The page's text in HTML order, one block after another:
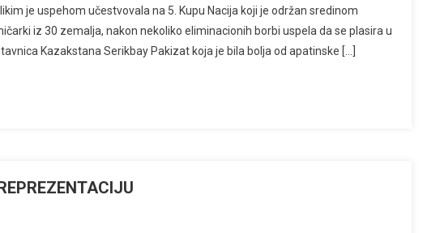
je uspehom učestvovala na 5. Kupu Nacija koji je održan sredinom
iz 30 zemalja, nakon nekoliko eliminacionih borbi uspela da se plasira u
Kazakstana Serikbay Pakizat koja je bila bolja od apatinske […]